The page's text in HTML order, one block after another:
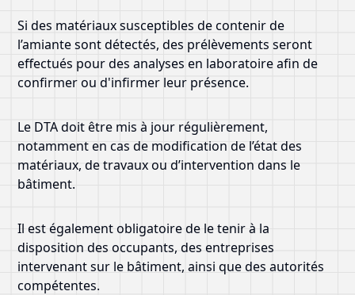
Si des matériaux susceptibles de contenir de
l’amiante sont détectés, des prélèvements seront
effectués pour des analyses en laboratoire afin de
confirmer ou d'infirmer leur présence.
Le DTA doit être mis à jour régulièrement,
notamment en cas de modification de l’état des
matériaux, de travaux ou d’intervention dans le
bâtiment.
Il est également obligatoire de le tenir à la
disposition des occupants, des entreprises
intervenant sur le bâtiment, ainsi que des autorités
compétentes.